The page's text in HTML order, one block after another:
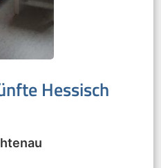
Hessisch